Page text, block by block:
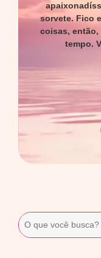
sorvete. Fico
coisas, então,
tempo.